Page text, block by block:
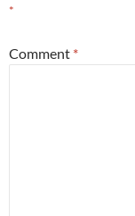
*
Comment *